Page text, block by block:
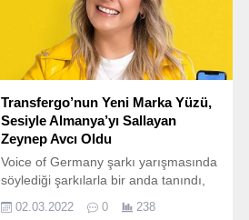
Transfergo’nun Yeni Marka Yüzü,
Sesiyle Almanya’yı Sallayan
Zeynep Avcı Oldu
Voice of Germany şarkı yarışmasında
söylediği şarkılarla bir anda tanındı,
02.03.2022 0 238